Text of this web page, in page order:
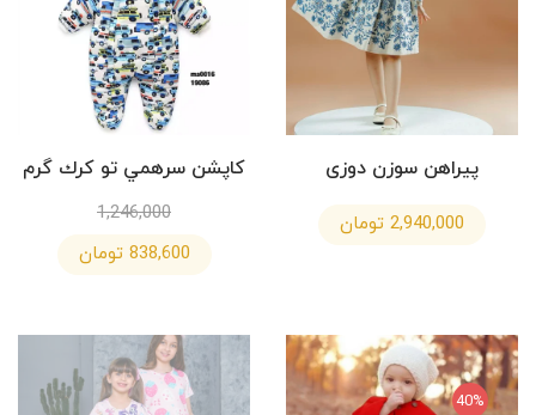
پیراهن سوزن دوزی
2,940,000 تومان
كاپشن سرهمي تو كرك گرم
1,246,000
838,600 تومان
40%